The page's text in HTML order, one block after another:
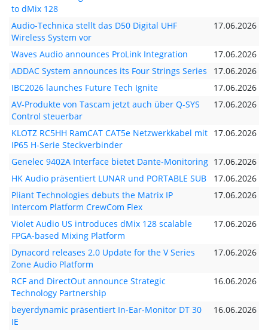
to dMix 128
Audio-Technica stellt das D50 Digital UHF
Wireless System vor
17.06.2026
Waves Audio announces ProLink Integration
17.06.2026
ADDAC System announces its Four Strings Series
17.06.2026
IBC2026 launches Future Tech Ignite
17.06.2026
AV-Produkte von Tascam jetzt auch über Q-SYS
Control steuerbar
17.06.2026
KLOTZ RC5HH RamCAT CAT5e Netzwerkkabel mit
IP65 H-Serie Steckverbinder
17.06.2026
Genelec 9402A Interface bietet Dante-Monitoring 17.06.2026
HK Audio präsentiert LUNAR und PORTABLE SUB
17.06.2026
Pliant Technologies debuts the Matrix IP
Intercom Platform CrewCom Flex
17.06.2026
Violet Audio US introduces dMix 128 scalable
FPGA-based Mixing Platform
17.06.2026
Dynacord releases 2.0 Update for the V Series
Zone Audio Platform
17.06.2026
RCF and DirectOut announce Strategic
Technology Partnership
16.06.2026
beyerdynamic präsentiert In-Ear-Monitor DT 30
IE
16.06.2026